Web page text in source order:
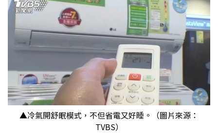
▲冷氣開舒眠模式，不但省電又好睡。（圖片來源：
TVBS）